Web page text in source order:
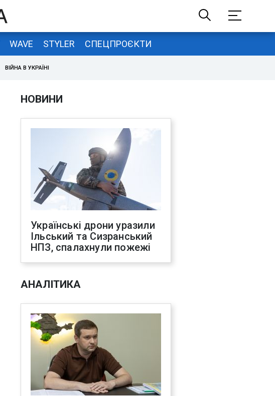
WAVE STYLER СПЕЦПРОЄКТИ
ВІЙНА В УКРАЇНІ
НОВИНИ
Українські дрони уразили
Ільський та Сизранський
НПЗ, спалахнули пожежі
АНАЛІТИКА